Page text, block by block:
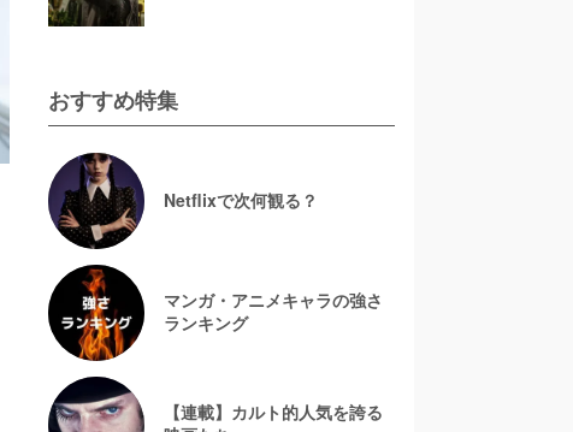
おすすめ特集
Netflixで次何観る？
マンガ・アニメキャラの強さ
ランキング
【連載】カルト的人気を誇る